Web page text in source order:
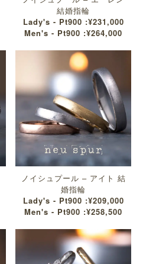
結婚指輪
Lady's - Pt900 :¥231,000
Men's - Pt900 :¥264,000
ノイシュプール – アイト 結
婚指輪
Lady's - Pt900 :¥209,000
Men's - Pt900 :¥258,500